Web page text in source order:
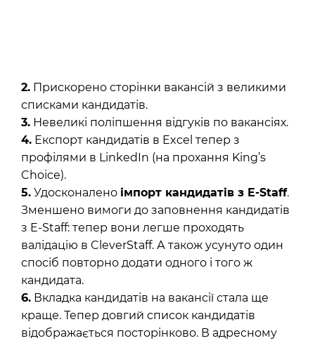
2. Прискорено сторінки вакансій з великими
списками кандидатів.
3. Невеликі поліпшення відгуків по вакансіях.
4. Експорт кандидатів в Excel тепер з
профілями в LinkedIn (на прохання King’s
Choice).
5. Удосконалено імпорт кандидатів з E-Staff.
Зменшено вимоги до заповнення кандидатів
з E-Staff: тепер вони легше проходять
валідацію в CleverStaff. А також усунуто один
спосіб повторно додати одного і того ж
кандидата.
6. Вкладка кандидатів на вакансії стала ще
краще. Тепер довгий список кандидатів
відображається посторінково. В адресному